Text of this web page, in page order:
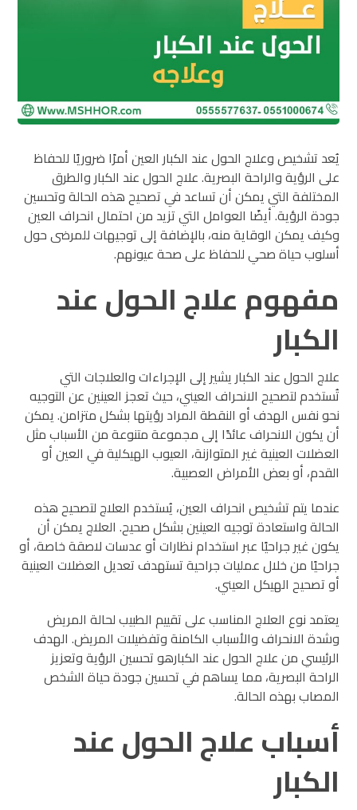
يُعد تشخيص وعلاج الحول عند الكبار العين أمرًا ضروريًا للحفاظ
على الرؤية والراحة البصرية. علاج الحول عند الكبار والطرق
المختلفة التي يمكن أن تساعد في تصحيح هذه الحالة وتحسين
جودة الرؤية. أيضًا العوامل التي تزيد من احتمال انحراف العين
وكيف يمكن الوقاية منه، بالإضافة إلى توجيهات للمرضى حول
أسلوب حياة صحي للحفاظ على صحة عيونهم.
مفهوم علاج الحول عند
الكبار
علاج الحول عند الكبار يشير إلى الإجراءات والعلاجات التي
تُستخدم لتصحيح الانحراف العيني، حيث تعجز العينين عن التوجيه
نحو نفس الهدف أو النقطة المراد رؤيتها بشكل متزامن. يمكن
أن يكون الانحراف عائدًا إلى مجموعة متنوعة من الأسباب مثل
العضلات العينية غير المتوازنة، العيوب الهيكلية في العين أو
القدم، أو بعض الأمراض العصبية.
عندما يتم تشخيص انحراف العين، يُستخدم العلاج لتصحيح هذه
الحالة واستعادة توجيه العينين بشكل صحيح. العلاج يمكن أن
يكون غير جراحيًا عبر استخدام نظارات أو عدسات لاصقة خاصة، أو
جراحيًا من خلال عمليات جراحية تستهدف تعديل العضلات العينية
أو تصحيح الهيكل العيني.
يعتمد نوع العلاج المناسب على تقييم الطبيب لحالة المريض
وشدة الانحراف والأسباب الكامنة وتفضيلات المريض. الهدف
الرئيسي من علاج الحول عند الكبارهو تحسين الرؤية وتعزيز
الراحة البصرية، مما يساهم في تحسين جودة حياة الشخص
المصاب بهذه الحالة.
أسباب علاج الحول عند
الكبار